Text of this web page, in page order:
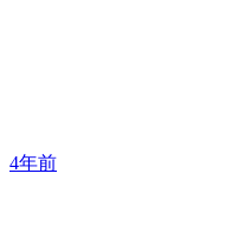
4年前